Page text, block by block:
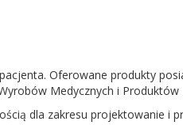
Oferowane produkty
Medycznych i Produktów
dla zakresu projektowanie i